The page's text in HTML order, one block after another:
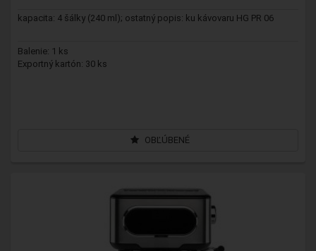
kapacita: 4 šálky (240 ml); ostatný popis: ku kávovaru HG PR 06
Balenie: 1 ks
Exportný kartón: 30 ks
OBĽÚBENÉ